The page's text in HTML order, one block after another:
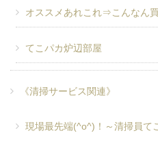
オススメあれこれ⇒こんなん
てこパカ炉辺部屋
《清掃サービス関連》
現場最先端(^o^)！～清掃員て